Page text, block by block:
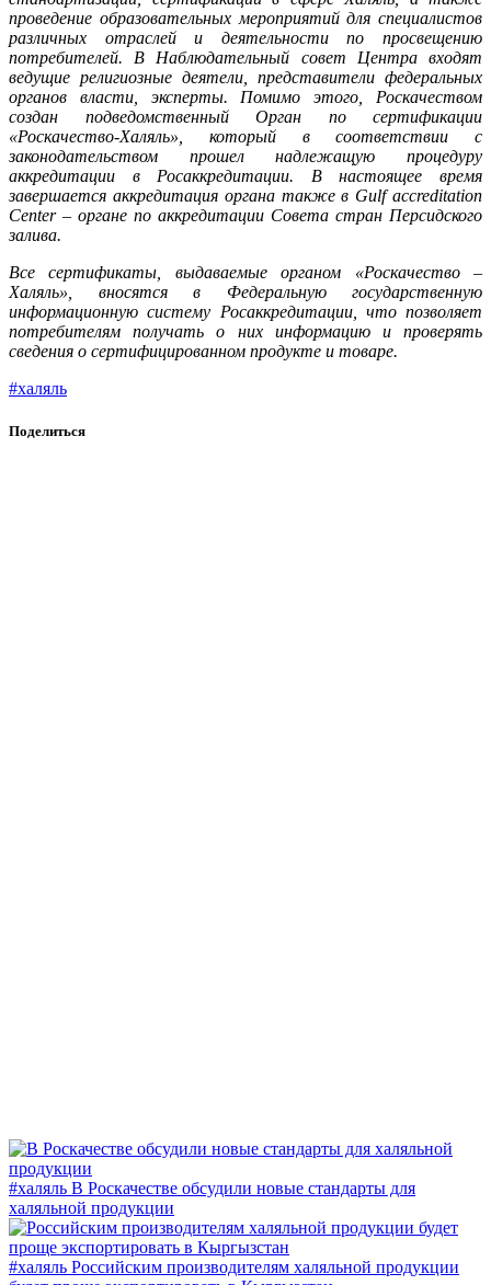
проведение образовательных мероприятий для специалистов
различных отраслей и деятельности по просвещению
потребителей. В Наблюдательный совет Центра входят
ведущие религиозные деятели, представители федеральных
органов власти, эксперты. Помимо этого, Роскачеством
создан подведомственный Орган по сертификации
«Роскачество-Халяль», который в соответствии с
законодательством прошел надлежащую процедуру
аккредитации в Росаккредитации. В настоящее время
завершается аккредитация органа также в Gulf accreditation
Center – органе по аккредитации Совета стран Персидского
залива.
Все сертификаты, выдаваемые органом «Роскачество –
Халяль», вносятся в Федеральную государственную
информационную систему Росаккредитации, что позволяет
потребителям получать о них информацию и проверять
сведения о сертифицированном продукте и товаре.
#халяль
Поделиться
#халяль В Роскачестве обсудили новые стандарты для
халяльной продукции
#халяль Российским производителям халяльной продукции